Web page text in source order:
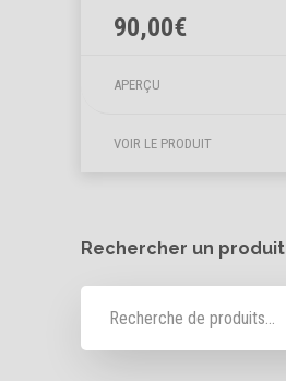
90,00€
APERÇU
VOIR LE PRODUIT
Rechercher un produit